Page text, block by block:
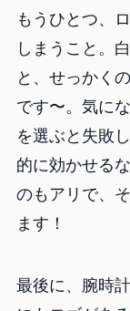
もうひとつ、
しまうこと。
と、せっかく
です〜。気に
を選ぶと失敗
的に効かせる
のもアリで、
ます！
最後に、腕時